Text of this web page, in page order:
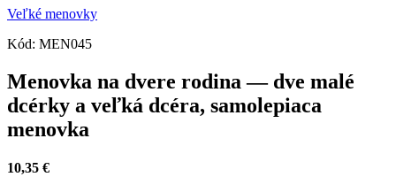
Veľké menovky
Kód: MEN045
Menovka na dvere rodina — dve malé
dcérky a veľká dcéra, samolepiaca
menovka
10,35 €